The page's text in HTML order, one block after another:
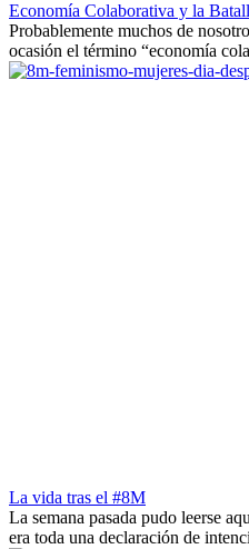
Economía Colaborativa y la
Probablemente muchos de
ocasión el término “economía
La vida tras el #8M
La semana pasada pudo leerse
era toda una declaración de